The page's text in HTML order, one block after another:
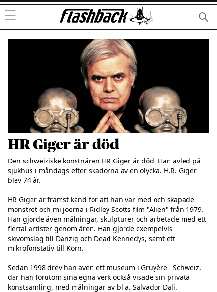
☰
HR Giger är död
Den schweiziske konstnären HR Giger är död. Han avled på
sjukhus i måndags efter skadorna av en olycka. H.R. Giger
blev 74 år.
HR Giger är främst känd för att han var med och skapade
monstret och miljöerna i Ridley Scotts film "Alien" från 1979.
Han gjorde även målningar, skulpturer och arbetade med ett
flertal artister genom åren. Han gjorde exempelvis
skivomslag till Danzig och Dead Kennedys, samt ett
mikrofonstativ till Korn.
Sedan 1998 drev han även ett museum i Gruyère i Schweiz,
där han förutom sina egna verk också visade sin privata
konstsamling, med målningar av bl.a. Salvador Dali.